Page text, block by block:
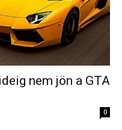
nem jön a GTA
0